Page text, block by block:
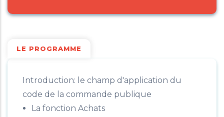
LE PROGRAMME
Introduction: le champ d'application du
code de la commande publique
La fonction Achats